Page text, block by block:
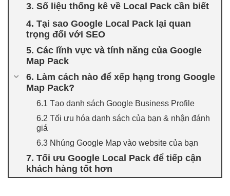
3. Số liệu thống kê về Local Pack cần biết
4. Tại sao Google Local Pack lại quan
trọng đối với SEO
5. Các lĩnh vực và tính năng của Google
Map Pack
6. Làm cách nào để xếp hạng trong Google
Map Pack?
6.1 Tạo danh sách Google Business Profile
6.2 Tối ưu hóa danh sách của bạn & nhận đánh
giá
6.3 Nhúng Google Map vào website của bạn
7. Tối ưu Google Local Pack để tiếp cận
khách hàng tốt hơn